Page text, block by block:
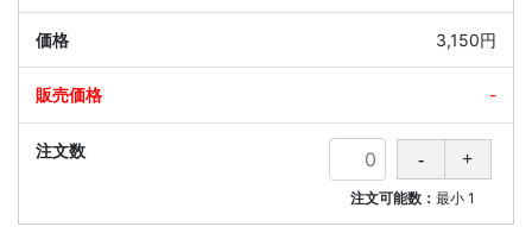
3,150円
-
注文可能数：最小 1